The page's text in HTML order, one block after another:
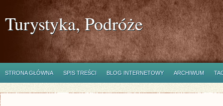
Turystyka, Podróże
STRONA GŁÓWNA SPIS TREŚCI BLOG INTERNETOWY ARCHIWUM